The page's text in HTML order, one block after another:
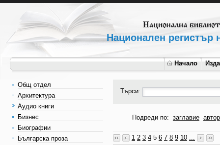
Национален регистър
Начало
Общ отдел
Архитектура
Аудио книги
Бизнес
Биографии
Българска проза
Търси:
Подреди по: заглавие автор
1 2 3 4 5 6 7 8 9 10 ...